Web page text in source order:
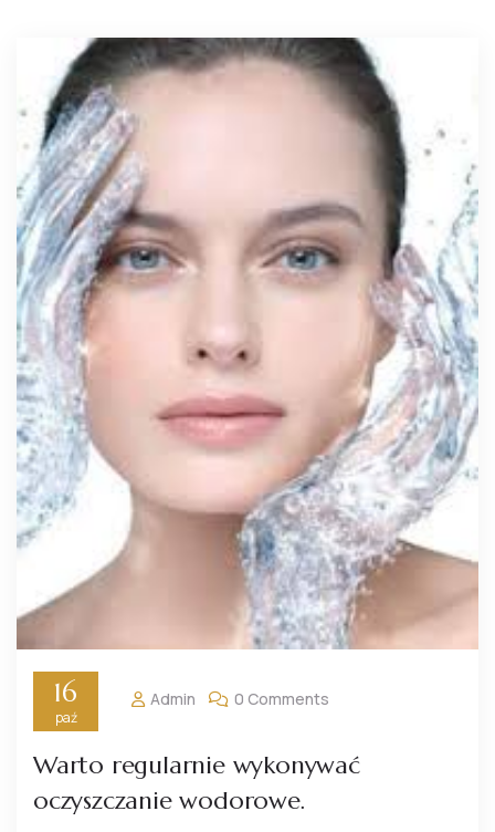
16
paź
Admin 0 Comments
Warto regularnie wykonywać
oczyszczanie wodorowe.